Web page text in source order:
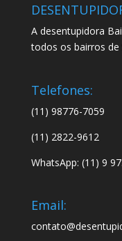
A desentupidora
todos os bairros de
Telefones:
(11) 98776-7059
(11) 2822-9612
WhatsApp: (11) 9
Email: